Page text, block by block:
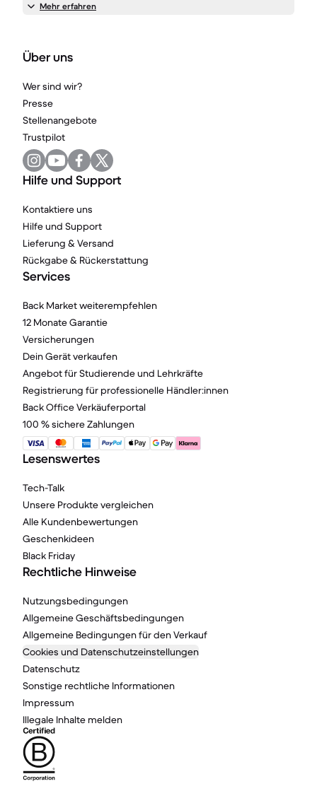
Mehr erfahren
Über uns
Wer sind wir?
Presse
Stellenangebote
Trustpilot
Hilfe und Support
Kontaktiere uns
Hilfe und Support
Lieferung & Versand
Rückgabe & Rückerstattung
Services
Back Market weiterempfehlen
12 Monate Garantie
Versicherungen
Dein Gerät verkaufen
Angebot für Studierende und Lehrkräfte
Registrierung für professionelle Händler:innen
Back Office Verkäuferportal
100 % sichere Zahlungen
Lesenswertes
Tech-Talk
Unsere Produkte vergleichen
Alle Kundenbewertungen
Geschenkideen
Black Friday
Rechtliche Hinweise
Nutzungsbedingungen
Allgemeine Geschäftsbedingungen
Allgemeine Bedingungen für den Verkauf
Cookies und Datenschutzeinstellungen
Datenschutz
Sonstige rechtliche Informationen
Impressum
Illegale Inhalte melden